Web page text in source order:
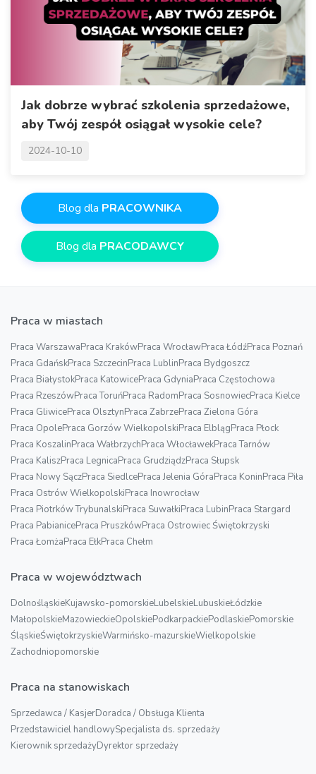
Jak dobrze wybrać szkolenia sprzedażowe,
aby Twój zespół osiągał wysokie cele?
2024-10-10
Blog dla PRACOWNIKA
Blog dla PRACODAWCY
Praca w miastach
Praca WarszawaPraca KrakówPraca WrocławPraca ŁódźPraca Poznań
Praca GdańskPraca SzczecinPraca LublinPraca Bydgoszcz
Praca BiałystokPraca KatowicePraca GdyniaPraca Częstochowa
Praca RzeszówPraca ToruńPraca RadomPraca SosnowiecPraca Kielce
Praca GliwicePraca OlsztynPraca ZabrzePraca Zielona Góra
Praca OpolePraca Gorzów WielkopolskiPraca ElblągPraca Płock
Praca KoszalinPraca WałbrzychPraca WłocławekPraca Tarnów
Praca KaliszPraca LegnicaPraca GrudziądzPraca Słupsk
Praca Nowy SączPraca SiedlcePraca Jelenia GóraPraca KoninPraca Piła
Praca Ostrów WielkopolskiPraca Inowrocław
Praca Piotrków TrybunalskiPraca SuwałkiPraca LubinPraca Stargard
Praca PabianicePraca PruszkówPraca Ostrowiec Świętokrzyski
Praca ŁomżaPraca EłkPraca Chełm
Praca w województwach
DolnośląskieKujawsko-pomorskieLubelskieLubuskieŁódzkie
MałopolskieMazowieckieOpolskiePodkarpackiePodlaskiePomorskie
ŚląskieŚwiętokrzyskieWarmińsko-mazurskieWielkopolskie
Zachodniopomorskie
Praca na stanowiskach
Sprzedawca / KasjerDoradca / Obsługa Klienta
Przedstawiciel handlowySpecjalista ds. sprzedaży
Kierownik sprzedażyDyrektor sprzedaży